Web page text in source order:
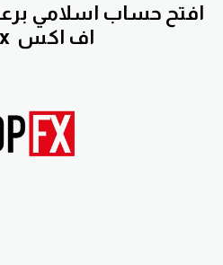
افتح حساب اسلامي
اف اكس TopFx